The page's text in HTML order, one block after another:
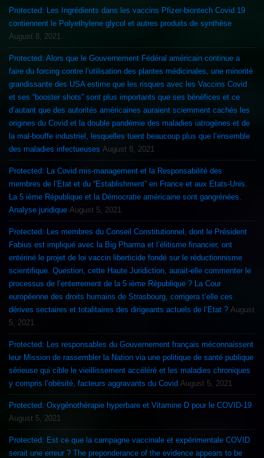
Protected: Les Ingrédients dans les vaccins Pfizer-biontech Covid 19
contiennent le Polyethylene glycol et autres produits de synthèse
August 8, 2021
Protected: Alors que le Gouvernement Fédéral américain continue a
faire du forcing contre l’utilisation des plantes médicinales, une minorité
grandissante des USA estime que les risques avec les Vaccins Covid
et ses “booster shots” sont plus importants que ses bénéfices et ce
d’autant que des autorités américaines auraient sciemment cachés les
origines du Covid et la double pandémie des maladies iatrogènes et de
la mal-bouffe industriel, lesquelles tuent beaucoup plus que l’ensemble
des maladies infectueuses August 8, 2021
Protected: La Covid mis-management et la Responsabilité des
membres de l’Etat et du “Establishment” en France et aux Etats-Unis.
La 5 ième République et la Démocratie américaine sont gangrénées.
Analyse juridique August 5, 2021
Protected: Les membres du Conseil Constitutionnel, dont le Président
Fabius est impliqué avec la Big Pharma et l’élitisme financier, ont
entériné le projet de loi vaccin liberticide fondé sur le réductionnisme
scientifique. Question, cette Haute Juridiction, aurait-elle commenter le
processus de l’enterrement de la 5 ième République ? La Cour
européenne des droits humains de Strasbourg, corrigera t’elle ces
dérives sectaires et totalitaires des dirigeants actuels de l’Etat ? August
5, 2021
Protected: Les responsables du Gouvernement français méconnaissent
leur Mission de rassembler la Nation via une politique de santé publique
sérieuse qui cible le vieillissement accéléré et les maladies chroniques
y compris l’obésité, facteurs aggravants du Covid August 5, 2021
Protected: Oxygénothérapie hyperbare et Vitamine D pour le COVID-19
August 5, 2021
Protected: Est ce que la campagne vaccinale et expérimentale COVID
serait une erreur ? The preponderance of the evidence appears to be